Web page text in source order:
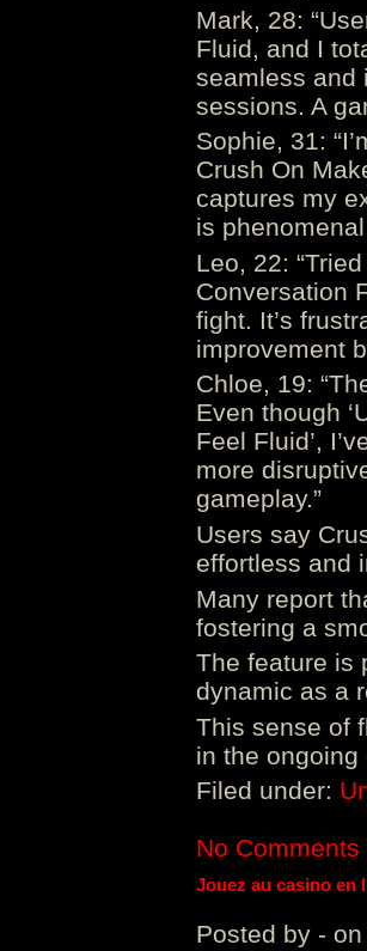
Mark, 28:
Fluid, and I
seamless and
sessions. A
Sophie, 31:
Crush On
captures my
is
Leo, 22:
Conversation
fight. It’s
improvement
Chloe, 19:
Even though
Feel Fluid’,
more
gameplay.”
Users say
effortless and
Many report
fostering a
The feature is
dynamic as a
This sense of
in the ongoing
Filed under:
No Comments
Jouez au casino en
Posted by - on